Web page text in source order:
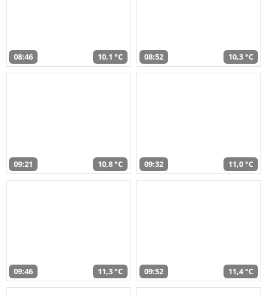
08:46 10,1 °C 08:52 10,3 °C
09:21 10,8 °C 09:32 11,0 °C
09:46 11,3 °C 09:52 11,4 °C